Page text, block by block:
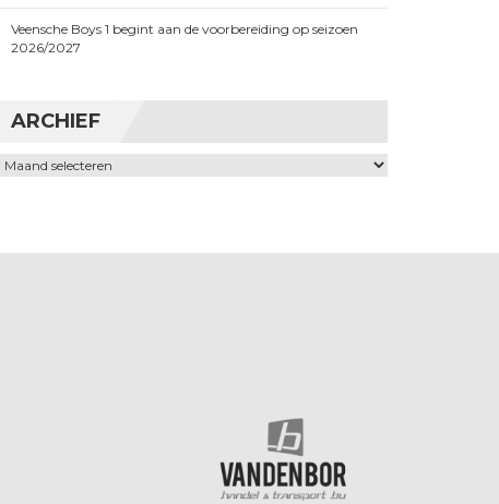
Veensche Boys 1 begint aan de voorbereiding op seizoen
2026/2027
ARCHIEF
Archief